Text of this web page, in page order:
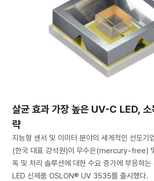
살균 효과 가장 높은 UV-C LED, 소
략
지능형 센서 및 이미터 분야의 세계적인 선도
(한국 대표 강석원)이 무수은(mercury-free)
독 및 처리 솔루션에 대한 수요 증가에 부응하
LED 신제품 OSLON® UV 3535를 출시했다.